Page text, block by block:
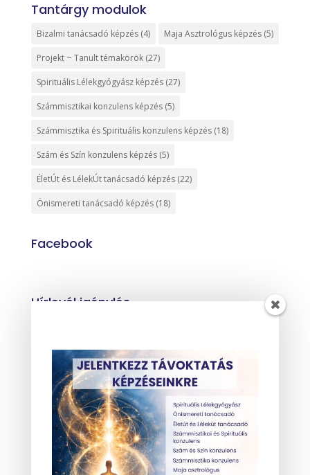
Tantárgy modulok
Bizalmi tanácsadó képzés(4) Maja Asztrológus képzés(5)
Projekt ~ Tanult témakörök(27)
Spirituális Lélekgyógyász képzés(27)
Számmisztikai konzulens képzés(5)
Számmisztika és Spirituális konzulens képzés(18)
Szám és Szín konzulens képzés(5)
ÉletÚt és LélekÚt tanácsadó képzés(22)
Önismereti tanácsadó képzés(18)
Facebook
Hírlevél igénylés